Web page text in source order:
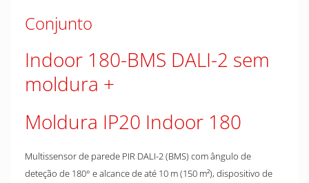
Conjunto
Indoor 180-BMS DALI-2 sem
moldura
Moldura IP20 Indoor 180
Multissensor de parede PIR DALI-2 (BMS) com ângulo de
deteção de 180° e alcance de até 10 m (150 m²), dispositivo de